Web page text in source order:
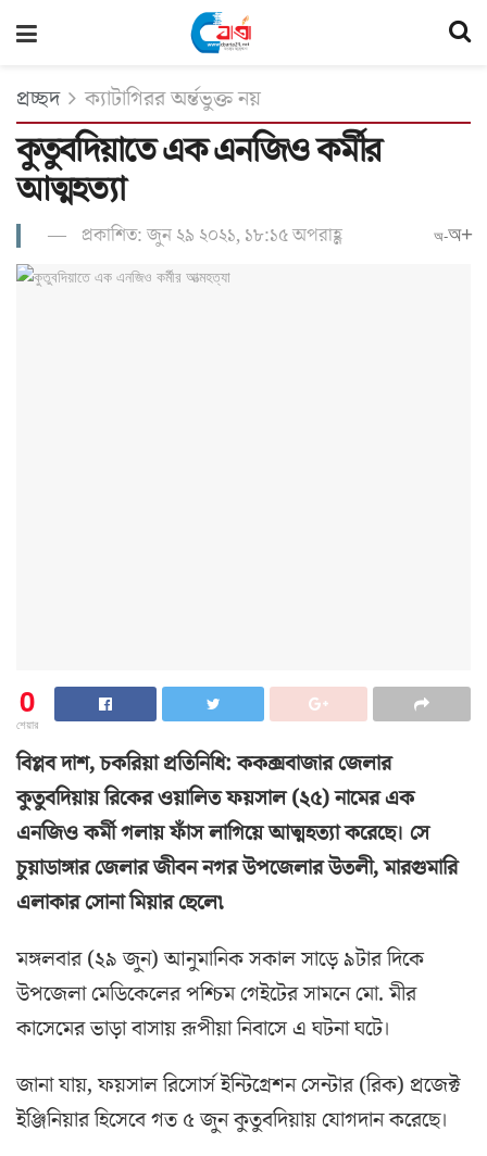
প্রচ্ছদ ক্যাটাগিরর অর্ন্তভুক্ত নয়
কুতুবদিয়াতে এক এনজিও কর্মীর
আত্মহত্যা
প্রকাশিত: জুন ২৯ ২০২১, ১৮:১৫ অপরাহ্ণ অ-অ+
0
শেয়ার
বিপ্লব দাশ, চকরিয়া প্রতিনিধি: ককক্সবাজার জেলার
কুতুবদিয়ায় রিকের ওয়ালিত ফয়সাল (২৫) নামের এক
এনজিও কর্মী গলায় ফাঁস লাগিয়ে আত্মহত্যা করেছে। সে
চুয়াডাঙ্গার জেলার জীবন নগর উপজেলার উতলী, মারগুমারি
এলাকার সোনা মিয়ার ছেলে৷
মঙ্গলবার (২৯ জুন) আনুমানিক সকাল সাড়ে ৯টার দিকে
উপজেলা মেডিকেলের পশ্চিম গেইটের সামনে মো. মীর
কাসেমের ভাড়া বাসায় রূপীয়া নিবাসে এ ঘটনা ঘটে।
জানা যায়, ফয়সাল রিসোর্স ইন্টিগ্রেশন সেন্টার (রিক) প্রজেক্ট
ইঞ্জিনিয়ার হিসেবে গত ৫ জুন কুতুবদিয়ায় যোগদান করেছে।